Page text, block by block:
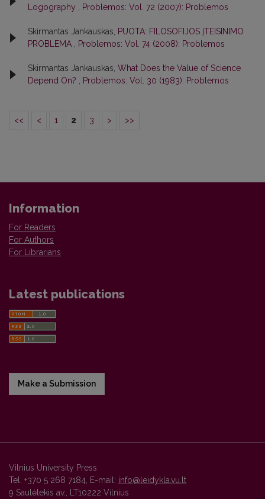
Logography
Problemos: Vol. 72 (2007): Problemos
Skirmantas Jankauskas,
PUOTA: FILOSOFIJOS ĮTEISINIMO
PROBLEMA
Problemos: Vol. 74 (2008): Problemos
Skirmantas Jankauskas, What Does the Value of Science
Depend On?
Problemos: Vol. 30 (1983): Problemos
<< < 1 2 3 > >>
Information
For Readers
For Authors
For Librarians
Latest publications
Make a Submission
Vilnius University Press
Tel. +370 5 268 7184, E-mail: info@leidykla.vu.lt
9 Saulėtekis av., LT10222 Vilnius